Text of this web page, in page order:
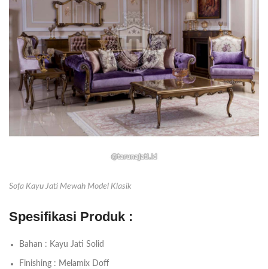
Sofa Kayu Jati Mewah Model Klasik
Spesifikasi Produk :
Bahan : Kayu Jati Solid
Finishing : Melamix Doff